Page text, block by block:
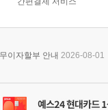
이자할부 안내 2026-08-01